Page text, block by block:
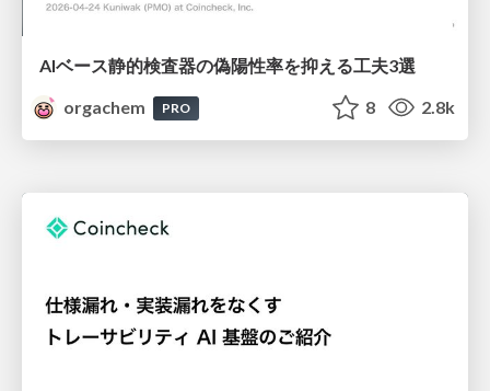
AIベース静的検査器の偽陽性率を抑える工夫3選
orgachem
PRO 8 2.8k